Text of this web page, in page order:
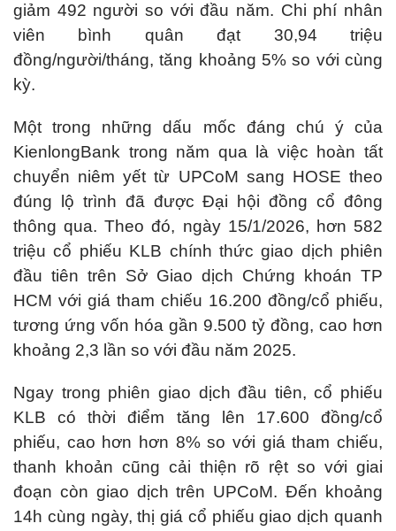
giảm 492 người so với đầu năm. Chi phí nhân
viên bình quân đạt 30,94 triệu
đồng/người/tháng, tăng khoảng 5% so với cùng
kỳ.
Một trong những dấu mốc đáng chú ý của
KienlongBank trong năm qua là việc hoàn tất
chuyển niêm yết từ UPCoM sang HOSE theo
đúng lộ trình đã được Đại hội đồng cổ đông
thông qua. Theo đó, ngày 15/1/2026, hơn 582
triệu cổ phiếu KLB chính thức giao dịch phiên
đầu tiên trên Sở Giao dịch Chứng khoán TP
HCM với giá tham chiếu 16.200 đồng/cổ phiếu,
tương ứng vốn hóa gần 9.500 tỷ đồng, cao hơn
khoảng 2,3 lần so với đầu năm 2025.
Ngay trong phiên giao dịch đầu tiên, cổ phiếu
KLB có thời điểm tăng lên 17.600 đồng/cổ
phiếu, cao hơn hơn 8% so với giá tham chiếu,
thanh khoản cũng cải thiện rõ rệt so với giai
đoạn còn giao dịch trên UPCoM. Đến khoảng
14h cùng ngày, thị giá cổ phiếu giao dịch quanh